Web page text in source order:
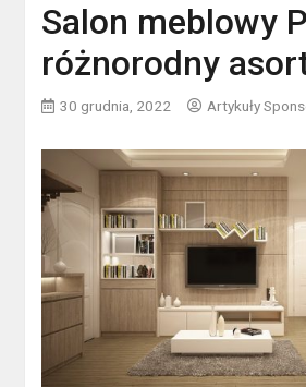
Salon meblowy
różnorodny
30 grudnia, 2022 Artykuły